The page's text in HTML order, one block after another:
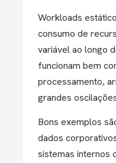
Workloads
consumo de
variável ao longo
funcionam bem
processamento,
grandes
Bons exemplos
dados
sistemas internos